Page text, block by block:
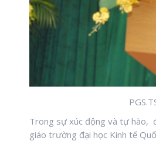
Trong sự xúc động và tự hào,
giáo trường đại học Kinh tế